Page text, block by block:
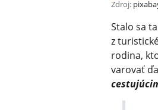
Zdroj:
Stalo sa
z
rodina,
varovať